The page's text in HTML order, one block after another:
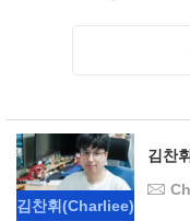
김찬휘(Charliee)
김찬